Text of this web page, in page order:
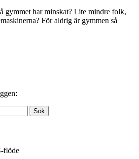
gymmet har minskat? Lite mindre folk,
För aldrig är gymmen så
Sök
flöde